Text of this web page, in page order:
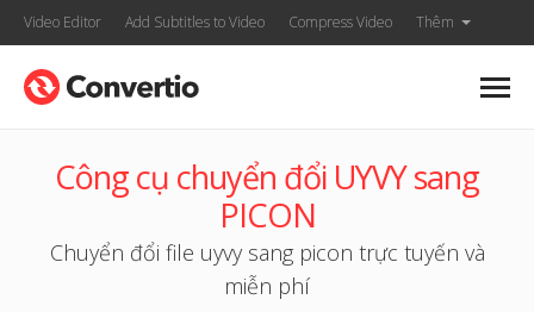
Video Editor Add Subtitles to Video Compress Video Thêm
Công cụ chuyển đổi UYVY sang
PICON
Chuyển đổi file uyvy sang picon trực tuyến và
miễn phí